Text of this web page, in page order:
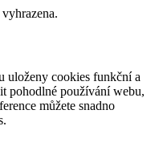
uloženy cookies funkční a
pohodlné používání webu,
můžete snadno